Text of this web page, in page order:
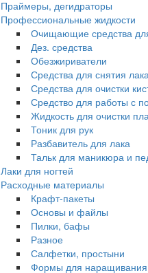
Праймеры, дегидраторы
Профессиональные жидкости
Очищающие средства
Дез. средства
Обезжириватели
Средства для снятия
Средства для очистки
Средство для работы с
Жидкость для очистки
Тоник для рук
Разбавитель для лака
Тальк для маникюра и
Лаки для ногтей
Расходные материалы
Крафт-пакеты
Основы и файлы
Пилки, бафы
Разное
Салфетки, простыни
Формы для